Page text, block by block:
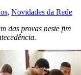
, Novidades da Rede
das provas neste fim